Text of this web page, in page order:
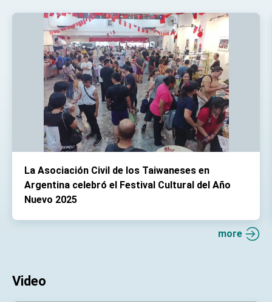
La Asociación Civil de los Taiwaneses en
Argentina celebró el Festival Cultural del Año
Nuevo 2025
more
Video